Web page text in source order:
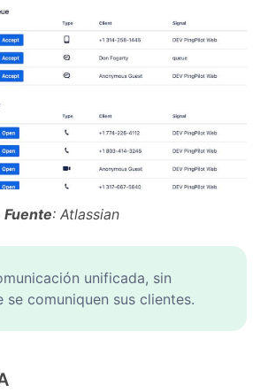
Fuente: Atlassian
unificada, sin
comuniquen sus clientes.